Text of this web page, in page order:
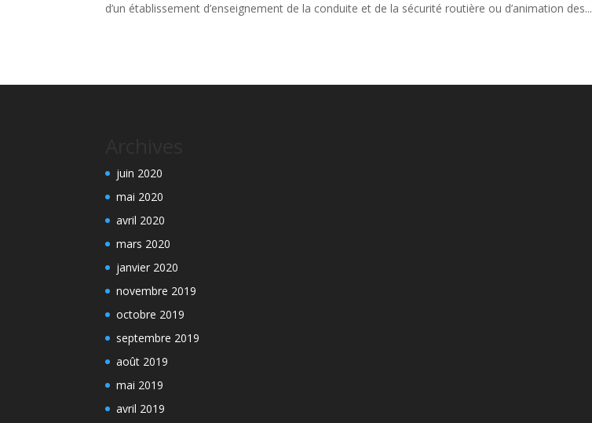
d’un établissement d’enseignement de la conduite et de la sécurité routière ou d’animation des...
juin 2020
mai 2020
avril 2020
mars 2020
janvier 2020
novembre 2019
octobre 2019
septembre 2019
août 2019
mai 2019
avril 2019